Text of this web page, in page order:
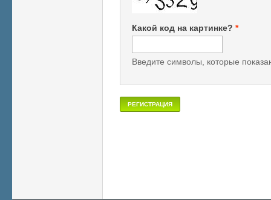
Какой код на картинке? *
Введите символы, которые